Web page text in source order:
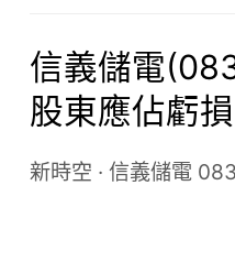
信義儲電
股東應佔虧
由盈轉虧
新時空 · 信義儲電